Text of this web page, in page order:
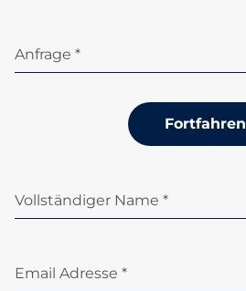
Anfrage *
Fortfahren
Vollständiger Name *
Email Adresse *